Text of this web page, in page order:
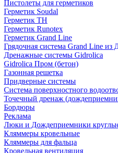
Пистолеты для герметиков
Герметик Soudal
Герметик ТН
Герметик Runotex
Герметик Grand Line
Грядочная система Grand Line
Дренажные системы Gidrolica
Gidrolica Пром (бетон)
Газонная решетка
Придверные системы
Система поверхностного
Точечный дренаж
Бордюры
Рекламa
Люки и Дождеприемники
Кляммеры кровельные
Кляммеры для фальца
Кровельная вентиляция